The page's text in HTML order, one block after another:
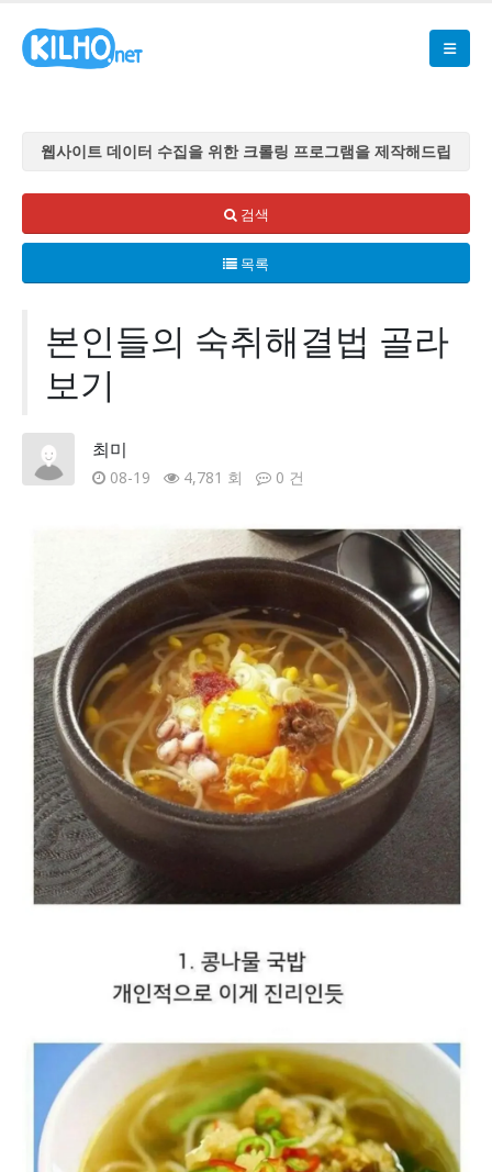
웹사이트 데이터 수집을 위한 크롤링 프로그램을 제작해드립
웹사이트 데이터 수집을 위한 크롤링 프로그램을 제작해드립
니다
웹사이트 데이터 수집을 위한 크롤링 프로그램을 제작해드립
웹사이트 데이터 수집을 위한 크롤링 프로그램을 제작해드립
니다
웹사이트 데이터 수집을 위한 크롤링 프로그램을 제작해드립
검색
목록
본인들의 숙취해결법 골라
보기
최미
08-19 4,781 회 0 건